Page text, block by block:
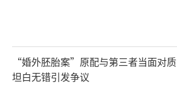
“婚外胚胎案”原配与第三者当面对质
坦白无错引发争议